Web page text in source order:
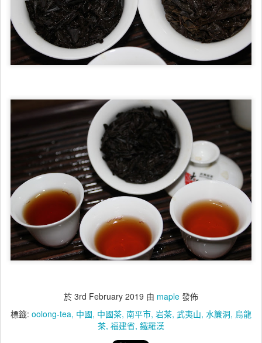
於 3rd February 2019 由 maple 發佈
標籤: oolong-tea 中國 中國茶 南平市 岩茶 武夷山 水簾洞 烏龍
茶 福建省 鐵羅漢